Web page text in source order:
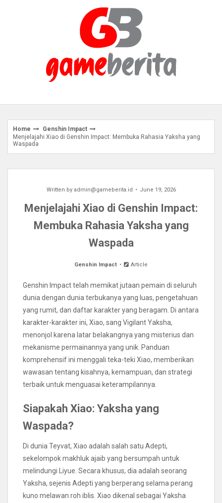
Home
Genshin Impact
Menjelajahi Xiao di Genshin Impact: Membuka Rahasia Yaksha yang
Waspada
Written by admin@gameberita.id June 19, 2026
Menjelajahi Xiao di Genshin Impact:
Membuka Rahasia Yaksha yang
Waspada
Genshin Impact Article
Genshin Impact telah memikat jutaan pemain di seluruh
dunia dengan dunia terbukanya yang luas, pengetahuan
yang rumit, dan daftar karakter yang beragam. Di antara
karakter-karakter ini, Xiao, sang Vigilant Yaksha,
menonjol karena latar belakangnya yang misterius dan
mekanisme permainannya yang unik. Panduan
komprehensif ini menggali teka-teki Xiao, memberikan
wawasan tentang kisahnya, kemampuan, dan strategi
terbaik untuk menguasai keterampilannya.
Siapakah Xiao: Yaksha yang
Waspada?
Di dunia Teyvat, Xiao adalah salah satu Adepti,
sekelompok makhluk ajaib yang bersumpah untuk
melindungi Liyue. Secara khusus, dia adalah seorang
Yaksha, sejenis Adepti yang berperang selama perang
kuno melawan roh iblis. Xiao dikenal sebagai Yaksha